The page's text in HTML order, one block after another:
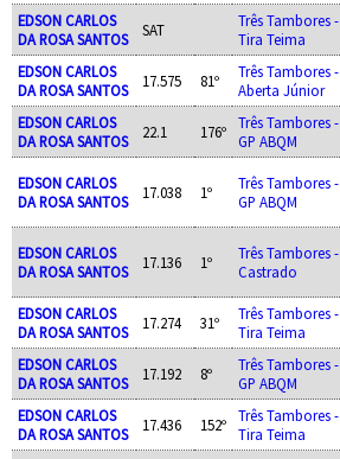
EDSON CARLOS
DA ROSA SANTOS
SAT
Três Tambores -
Tira Teima
EDSON CARLOS
DA ROSA SANTOS
17.575 81º
Três Tambores -
Aberta Júnior
EDSON CARLOS
DA ROSA SANTOS
22.1 176º
Três Tambores -
GP ABQM
EDSON CARLOS
DA ROSA SANTOS
17.038 1º
Três Tambores -
GP ABQM
EDSON CARLOS
DA ROSA SANTOS
17.136 1º
Três Tambores -
Castrado
EDSON CARLOS
DA ROSA SANTOS
17.274 31º
Três Tambores -
Tira Teima
EDSON CARLOS
DA ROSA SANTOS
17.192 8º
Três Tambores -
GP ABQM
EDSON CARLOS
DA ROSA SANTOS
17.436 152º
Três Tambores -
Tira Teima